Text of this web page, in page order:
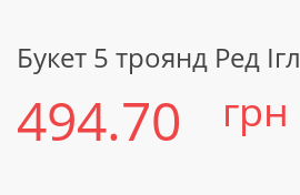
Букет 5 троянд Ред Ігл
494.70 грн